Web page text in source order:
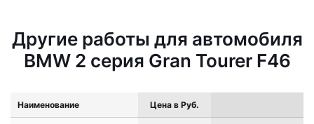
Другие работы для автомобиля
BMW 2 серия Gran Tourer F46
Наименование Цена в Руб.